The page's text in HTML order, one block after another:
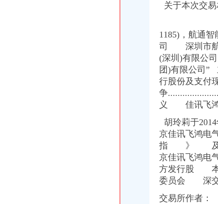
创业者关心的重庆九龙坡注册公司流程,这一篇就搞定啦！-商务服
单位纳税人、个体工商户、分支机构办理税务登记证的流程
注册个公司要多少钱？注册公司流程步骤_更富学院_资讯_更富网
重庆沙坪坝工商**公司注册重庆沙坪坝工商**优惠办理重庆公司注册今
重庆市地方税务局“三证合一、一证一码”登记模式办税（费）指南
关于本次交
1185)，航通
司 深圳市航
(深圳)有限公
团)有限公司
行股份及支付
争
义 佳讯飞鸿
胡玲莉于
京佳讯飞鸿电
指 》 及支
京佳讯飞鸿电
方发行股 本
委员会 深交
交易所作者：